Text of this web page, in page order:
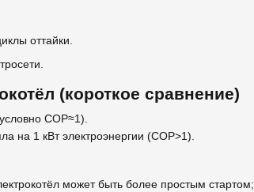
оттайки.
(короткое сравнение)
COP≈1).
на 1 кВт электроэнергии (COP>1).
может быть более простым стартом;